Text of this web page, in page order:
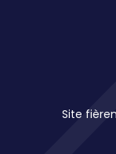
Site